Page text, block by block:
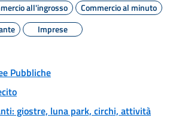
all'ingrosso
Commercio al minuto
Imprese
Pubbliche
giostre, luna park, circhi, attività